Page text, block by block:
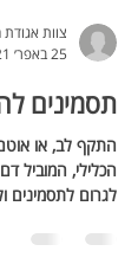
צוות
25 באפר׳ 2021
תסמינים
התקף לב, או